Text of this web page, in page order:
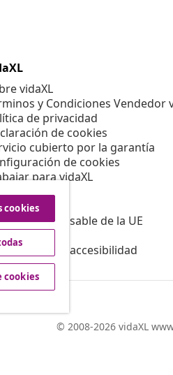
vidaXL
y Condiciones Vendedor
de privacidad
de cookies
cubierto por la garantía
de cookies
para vidaXL
legal
responsable de la UE
de EPR
de accesibilidad
© 2008-2026 vidaXL
cookies
cookies